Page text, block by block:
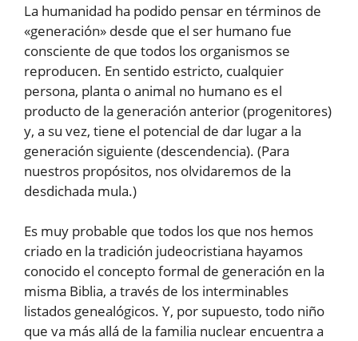
La humanidad ha podido pensar en términos de
«generación» desde que el ser humano fue
consciente de que todos los organismos se
reproducen. En sentido estricto, cualquier
persona, planta o animal no humano es el
producto de la generación anterior (progenitores)
y, a su vez, tiene el potencial de dar lugar a la
generación siguiente (descendencia). (Para
nuestros propósitos, nos olvidaremos de la
desdichada mula.)
Es muy probable que todos los que nos hemos
criado en la tradición judeocristiana hayamos
conocido el concepto formal de generación en la
misma Biblia, a través de los interminables
listados genealógicos. Y, por supuesto, todo niño
que va más allá de la familia nuclear encuentra a